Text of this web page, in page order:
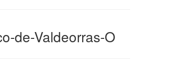
de-Valdeorras-O